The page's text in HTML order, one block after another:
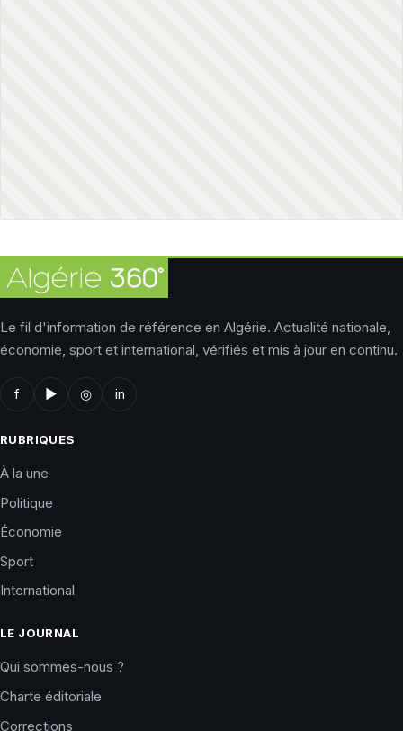
Le fil d'information de référence en Algérie. Actualité nationale,
économie, sport et international, vérifiés et mis à jour en continu.
f ▶ ◎ in
RUBRIQUES
À la une
Politique
Économie
Sport
International
LE JOURNAL
Qui sommes-nous ?
Charte éditoriale
Corrections